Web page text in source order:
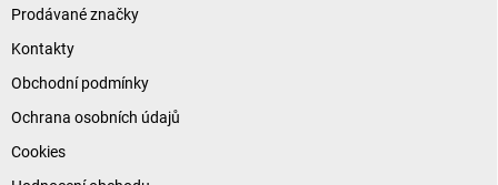
Prodávané značky
Kontakty
Obchodní podmínky
Ochrana osobních údajů
Cookies